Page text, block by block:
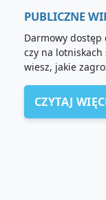
PUBLICZNE
Darmowy
czy na lotniskach
wiesz, jakie
CZYTAJ